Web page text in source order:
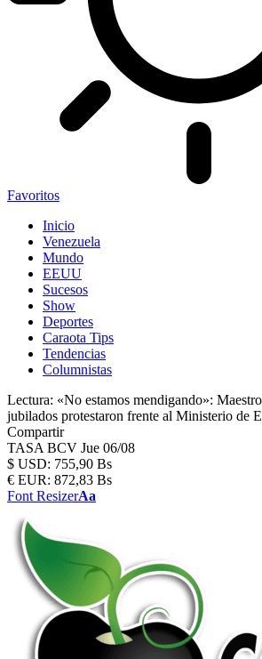
Favoritos
Inicio
Venezuela
Mundo
EEUU
Sucesos
Show
Deportes
Caraota Tips
Tendencias
Columnistas
Lectura: «No estamos mendigando»:
jubilados protestaron frente al Ministerio de
Compartir
TASA BCV Jue 06/08
$ USD: 755,90 Bs
€ EUR: 872,83 Bs
Font ResizerAa